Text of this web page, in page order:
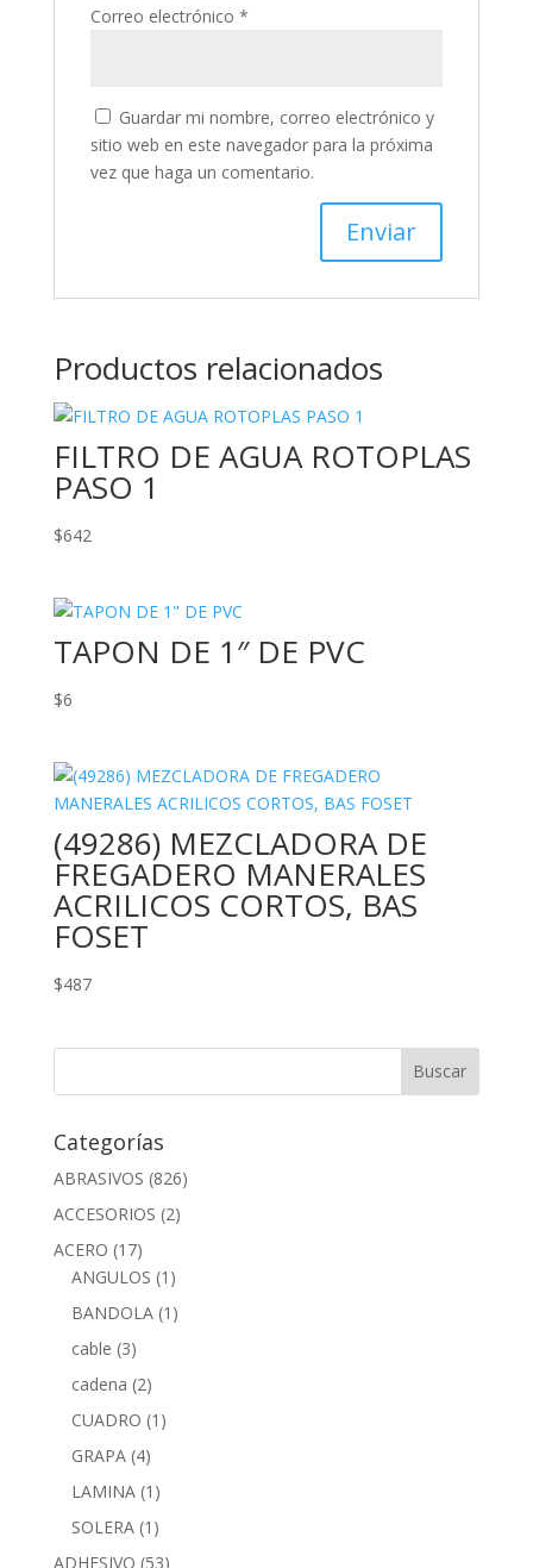
Correo electrónico *
Guardar mi nombre, correo electrónico y
sitio web en este navegador para la próxima
vez que haga un comentario.
Productos relacionados
FILTRO DE AGUA ROTOPLAS
PASO 1
$642
TAPON DE 1″ DE PVC
$6
(49286) MEZCLADORA DE
FREGADERO MANERALES
ACRILICOS CORTOS, BAS
FOSET
$487
Categorías
ABRASIVOS (826)
ACCESORIOS (2)
ACERO (17)
ANGULOS (1)
BANDOLA (1)
cable (3)
cadena (2)
CUADRO (1)
GRAPA (4)
LAMINA (1)
SOLERA (1)
ADHESIVO (53)